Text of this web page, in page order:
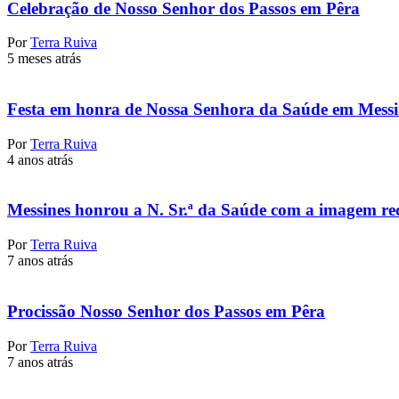
Celebração de Nosso Senhor dos Passos em Pêra
Por Terra Ruiva
5 meses atrás
Festa em honra de Nossa Senhora da Saúde em
Por Terra Ruiva
4 anos atrás
Messines honrou a N. Sr.ª da Saúde com a imagem
Por Terra Ruiva
7 anos atrás
Procissão Nosso Senhor dos Passos em Pêra
Por Terra Ruiva
7 anos atrás